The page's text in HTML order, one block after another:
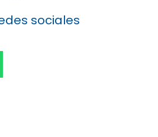
sociales